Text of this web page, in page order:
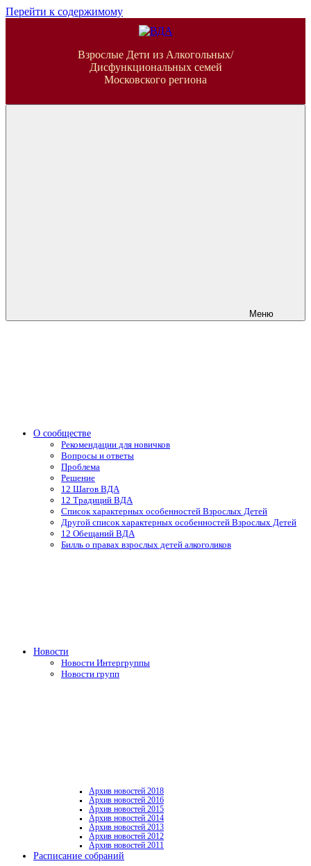
Перейти к содержимому
ВДАВзрослые Дети из Алкогольных/
Дисфункциональных семей
Московского региона
Меню
О сообществе
Рекомендации для новичков
Вопросы и ответы
Проблема
Решение
12 Шагов ВДА
12 Традиций ВДА
Список характерных особенностей Взрослых Детей
Другой список характерных особенностей Взрослых Детей
12 Обещаний ВДА
Билль о правах взрослых детей алкоголиков
Новости
Новости Интергруппы
Новости групп
Архив новостей 2018
Архив новостей 2016
Архив новостей 2015
Архив новостей 2014
Архив новостей 2013
Архив новостей 2012
Архив новостей 2011
Расписание собраний